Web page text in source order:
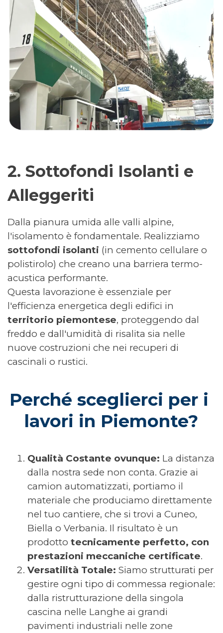
2. Sottofondi Isolanti e
Alleggeriti
Dalla pianura umida alle valli alpine,
l'isolamento è fondamentale. Realizziamo
sottofondi isolanti (in cemento cellulare o
polistirolo) che creano una barriera termo-
acustica performante.
Questa lavorazione è essenziale per
l'efficienza energetica degli edifici in
territorio piemontese, proteggendo dal
freddo e dall'umidità di risalita sia nelle
nuove costruzioni che nei recuperi di
cascinali o rustici.
Perché sceglierci per i
lavori in Piemonte?
Qualità Costante ovunque: La distanza
dalla nostra sede non conta. Grazie ai
camion automatizzati, portiamo il
materiale che produciamo direttamente
nel tuo cantiere, che si trovi a Cuneo,
Biella o Verbania. Il risultato è un
prodotto tecnicamente perfetto, con
prestazioni meccaniche certificate.
Versatilità Totale: Siamo strutturati per
gestire ogni tipo di commessa regionale:
dalla ristrutturazione della singola
cascina nelle Langhe ai grandi
pavimenti industriali nelle zone